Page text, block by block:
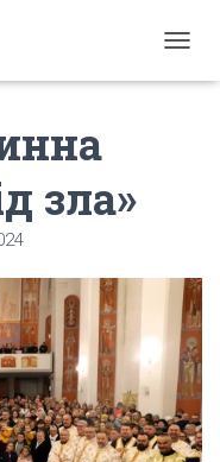
O
G
A
T
O
N
зла»